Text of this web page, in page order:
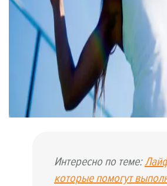
Интересно по теме:
которые помогут